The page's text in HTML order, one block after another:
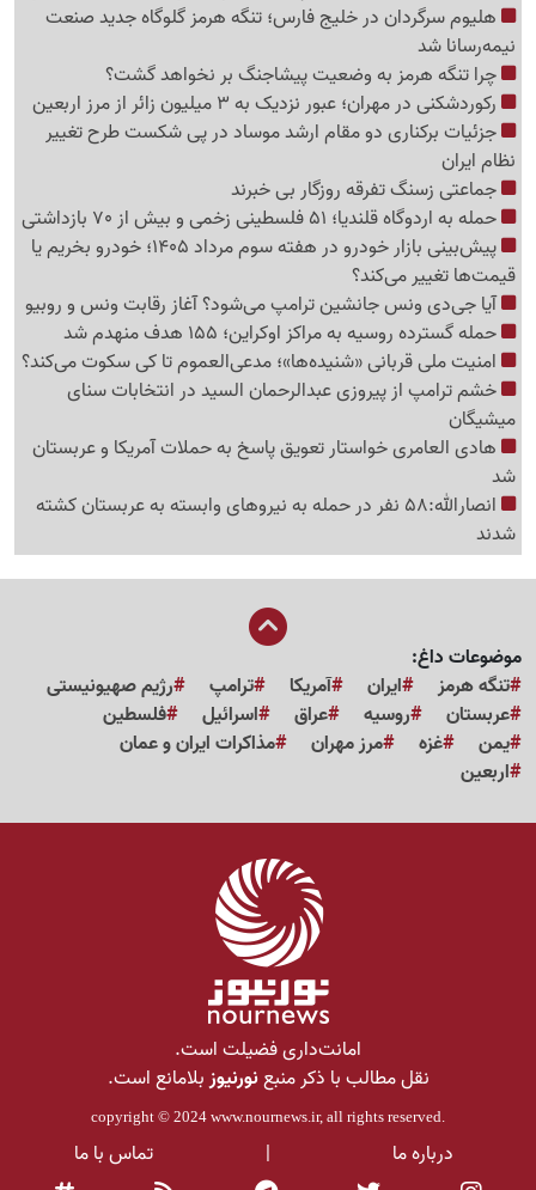
هلیوم سرگردان در خلیج فارس؛ تنگه هرمز گلوگاه جدید صنعت
نیمه‌رسانا شد
چرا تنگه هرمز به وضعیت پیشاجنگ بر نخواهد گشت؟
رکوردشکنی در مهران؛ عبور نزدیک به 3 میلیون زائر از مرز اربعین
جزئیات برکناری دو مقام ارشد موساد در پی شکست طرح تغییر
نظام ایران
جماعتی زسنگ تفرقه روزگار بی خبرند
حمله به اردوگاه قلندیا؛ 51 فلسطینی زخمی و بیش از 70 بازداشتی
پیش‌بینی بازار خودرو در هفته سوم مرداد 1405؛ خودرو بخریم یا
قیمت‌ها تغییر می‌کند؟
آیا جی‌دی ونس جانشین ترامپ می‌شود؟ آغاز رقابت ونس و روبیو
حمله گسترده روسیه به مراکز اوکراین؛ 155 هدف منهدم شد
امنیت ملی قربانی «شنیده‌ها»؛ مدعی‌العموم تا کی سکوت می‌کند؟
خشم ترامپ از پیروزی عبدالرحمان السید در انتخابات سنای
میشیگان
هادی العامری خواستار تعویق پاسخ به حملات آمریکا و عربستان
شد
انصارالله:58 نفر در حمله به نیروهای وابسته به عربستان کشته
شدند
موضوعات داغ:
تنگه هرمز
ایران آمریکا ترامپ
رژیم صهیونیستی
عربستان
روسیه عراق اسرائیل
فلسطین
یمن
غزه مرز مهران
مذاکرات ایران و عمان
اربعین
امانت‌داری فضیلت است.
نقل مطالب با ذکر منبعنورنیوزبلامانع است.
copyright © 2024 www.nournews.ir, all rights reserved.
درباره ما | تماس با ما